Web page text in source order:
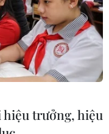
từ bài hát “Việt
hương Việt Nam
bè trên thế giới
hiệu trưởng, hiệu